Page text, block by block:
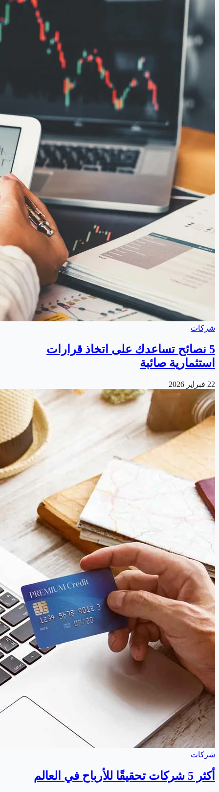
شركات
5 نصائح تساعدك على اتخاذ قرارات
استثمارية صائبة
22 فبراير 2026
شركات
أكثر 5 شركات تحقيقًا للأرباح في العالم